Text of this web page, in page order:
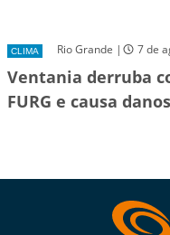
CLIMA Rio Grande | 7 de
Ventania derruba
FURG e causa